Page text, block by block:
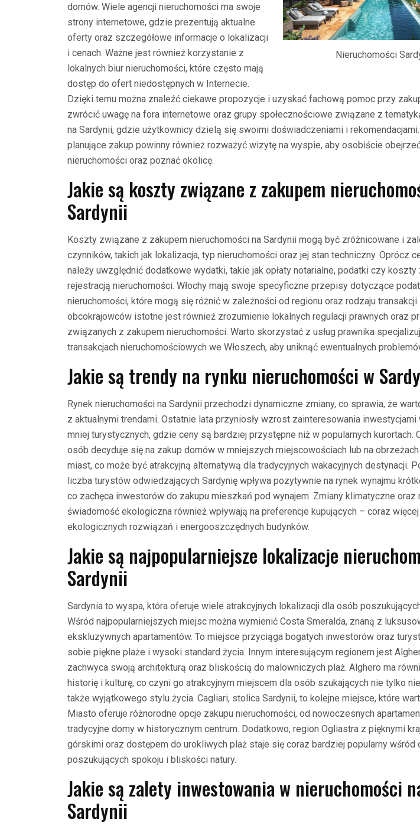
Nieruchomości
domów. Wiele agencji nieruchomości ma swoje
strony internetowe, gdzie prezentują aktualne
oferty oraz szczegółowe informacje o lokalizacji
i cenach. Ważne jest również korzystanie z
lokalnych biur nieruchomości, które często mają
dostęp do ofert niedostępnych w Internecie.
Dzięki temu można znaleźć ciekawe propozycje i uzyskać fachową pomoc przy
zwrócić uwagę na fora internetowe oraz grupy społecznościowe związane z
na Sardynii, gdzie użytkownicy dzielą się swoimi doświadczeniami i
planujące zakup powinny również rozważyć wizytę na wyspie, aby osobiście
nieruchomości oraz poznać okolicę.
Jakie są koszty związane z zakupem
Sardynii
Koszty związane z zakupem nieruchomości na Sardynii mogą być zróżnicowane i
czynników, takich jak lokalizacja, typ nieruchomości oraz jej stan techniczny. Oprócz
należy uwzględnić dodatkowe wydatki, takie jak opłaty notarialne, podatki czy
rejestracją nieruchomości. Włochy mają swoje specyficzne przepisy dotyczące
nieruchomości, które mogą się różnić w zależności od regionu oraz rodzaju
obcokrajowców istotne jest również zrozumienie lokalnych regulacji prawnych oraz
związanych z zakupem nieruchomości. Warto skorzystać z usług prawnika
transakcjach nieruchomościowych we Włoszech, aby uniknąć ewentualnych
Jakie są trendy na rynku nieruchomości w
Rynek nieruchomości na Sardynii przechodzi dynamiczne zmiany, co sprawia, że
z aktualnymi trendami. Ostatnie lata przyniosły wzrost zainteresowania inwestycjami
mniej turystycznych, gdzie ceny są bardziej przystępne niż w popularnych kurortach.
osób decyduje się na zakup domów w mniejszych miejscowościach lub na
miast, co może być atrakcyjną alternatywą dla tradycyjnych wakacyjnych destynacji.
liczba turystów odwiedzających Sardynię wpływa pozytywnie na rynek wynajmu
co zachęca inwestorów do zakupu mieszkań pod wynajem. Zmiany klimatyczne oraz
świadomość ekologiczna również wpływają na preferencje kupujących – coraz
ekologicznych rozwiązań i energooszczędnych budynków.
Jakie są najpopularniejsze lokalizacje
Sardynii
Sardynia to wyspa, która oferuje wiele atrakcyjnych lokalizacji dla osób
Wśród najpopularniejszych miejsc można wymienić Costa Smeralda, znaną z
ekskluzywnych apartamentów. To miejsce przyciąga bogatych inwestorów oraz
sobie piękne plaże i wysoki standard życia. Innym interesującym regionem jest
zachwyca swoją architekturą oraz bliskością do malowniczych plaż. Alghero ma
historię i kulturę, co czyni go atrakcyjnym miejscem dla osób szukających nie tylko
także wyjątkowego stylu życia. Cagliari, stolica Sardynii, to kolejne miejsce, które
Miasto oferuje różnorodne opcje zakupu nieruchomości, od nowoczesnych
tradycyjne domy w historycznym centrum. Dodatkowo, region Ogliastra z pięknymi
górskimi oraz dostępem do urokliwych plaż staje się coraz bardziej popularny wśród
poszukujących spokoju i bliskości natury.
Jakie są zalety inwestowania w nieruchomości
Sardynii